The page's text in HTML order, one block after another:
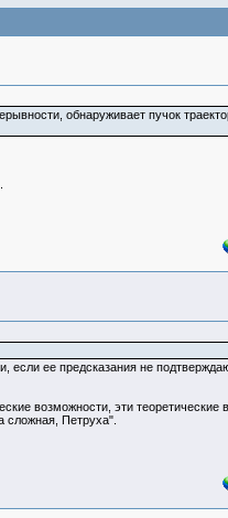
обнаруживает пучок
если ее предсказания не
возможности, эти теоретические
сложная, Петруха".